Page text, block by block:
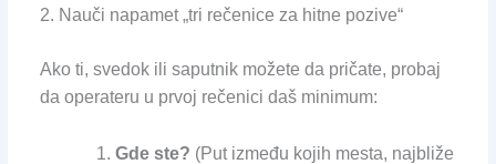
2. Nauči napamet „tri rečenice za hitne pozive“
Ako ti, svedok ili saputnik možete da pričate, probaj
da operateru u prvoj rečenici daš minimum:
Gde ste? (Put između kojih mesta, najbliže